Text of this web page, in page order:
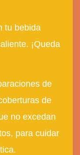
tu bebida
¡Queda
de
de
no excedan
para cuidar